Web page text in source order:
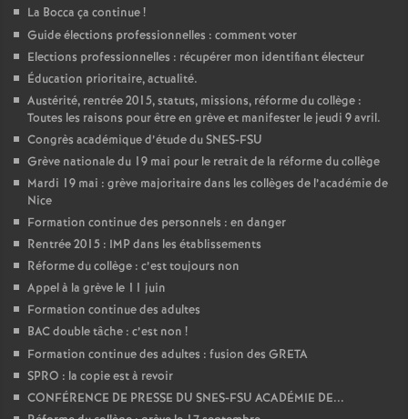
La Bocca ça continue!
Guide élections professionnelles : comment voter
Elections professionnelles : récupérer mon identifiant électeur
Éducation prioritaire, actualité.
Austérité, rentrée 2015, statuts, missions, réforme du collège :
Toutes les raisons pour être en grève et manifester le jeudi 9 avril.
Congrès académique d’étude du SNES-FSU
Grève nationale du 19 mai pour le retrait de la réforme du collège
Mardi 19 mai : grève majoritaire dans les collèges de l’académie de
Nice
Formation continue des personnels : en danger
Rentrée 2015 : IMP dans les établissements
Réforme du collège : c’est toujours non
Appel à la grève le 11 juin
Formation continue des adultes
BAC double tâche : c’est non !
Formation continue des adultes : fusion des GRETA
SPRO : la copie est à revoir
CONFÉRENCE DE PRESSE DU SNES-FSU ACADÉMIE DE...